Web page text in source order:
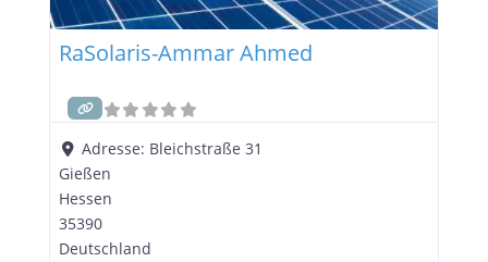
RaSolaris-Ammar Ahmed
Adresse: Bleichstraße 31
Gießen
Hessen
35390
Deutschland